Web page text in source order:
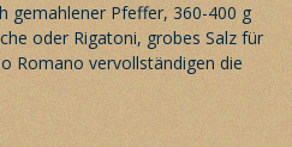
gemahlener Pfeffer, 360-400 g
oder Rigatoni, grobes Salz für
Romano vervollständigen die